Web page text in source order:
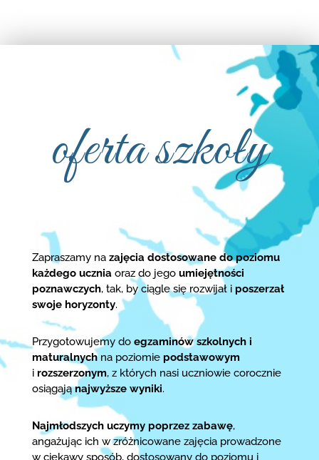
oferta szkoły
Zapraszamy nazajęcia dostosowane do poziomu
każdego ucznia oraz do jego umiejętności
poznawczych, tak, by ciągle się rozwijał i poszerzał
swoje horyzonty.
Przygotowujemy do egzaminów szkolnych i
maturalnychna poziomie podstawowym
i rozszerzonym, z których nasi uczniowie corocznie
osiągająnajwyższe wyniki.
Najmłodszych uczymy poprzez zabawę,
angażując ich w zróżnicowane zajęcia prowadzone
w ciekawy sposób, dostosowany do poziomu i